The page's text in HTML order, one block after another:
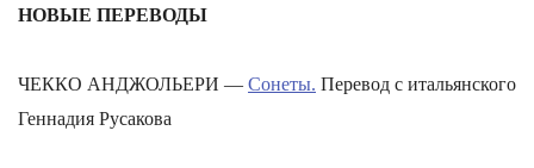
НОВЫЕ ПЕРЕВОДЫ
ЧЕККО АНДЖОЛЬЕРИ — Сонеты. Перевод с итальянского
Геннадия Русакова